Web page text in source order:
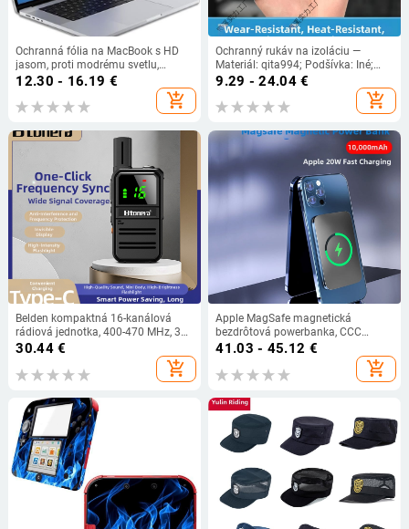
Ochranná fólia na MacBook s HD
jasom, proti modrému svetlu,
ochrana očí, znižuje únavu očí,
otlačkom prstov, antireflexná
12.30 - 16.19 €
add_shopping_cart
Ochranný rukáv na izoláciu —
Materiál: qita994; Podšívka: Iné;
Použitie: Iné; Funkcia: Izolácia
9.29 - 24.04€
add_shopping_cart
Belden kompaktná 16-kanálová
rádiová jednotka, 400-470 MHz, 3
W, dosah 1,5–3 km, batéria 4000
30.44€
add_shopping_cart
Apple MagSafe magnetická
bezdrôtová powerbanka, CCC
certifikovaná, rýchle nabíjanie,
41.03 - 45.12 €
add_shopping_cart